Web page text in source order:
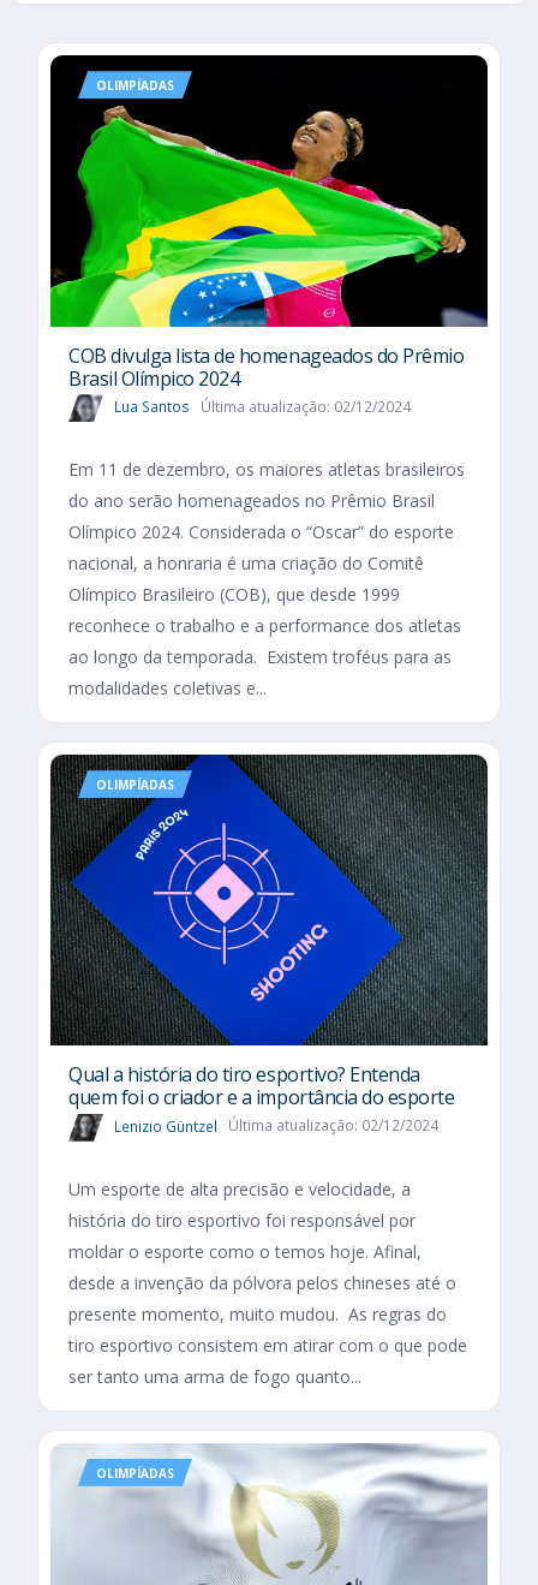
OLIMPÍADAS
COB divulga lista de homenageados do Prêmio
Brasil Olímpico 2024
Lua Santos Última atualização: 02/12/2024
Em 11 de dezembro, os maiores atletas brasileiros
do ano serão homenageados no Prêmio Brasil
Olímpico 2024. Considerada o “Oscar” do esporte
nacional, a honraria é uma criação do Comitê
Olímpico Brasileiro (COB), que desde 1999
reconhece o trabalho e a performance dos atletas
ao longo da temporada. Existem troféus para as
modalidades coletivas e...
OLIMPÍADAS
Qual a história do tiro esportivo? Entenda
quem foi o criador e a importância do esporte
Lenizio Güntzel Última atualização: 02/12/2024
Um esporte de alta precisão e velocidade, a
história do tiro esportivo foi responsável por
moldar o esporte como o temos hoje. Afinal,
desde a invenção da pólvora pelos chineses até o
presente momento, muito mudou. As regras do
tiro esportivo consistem em atirar com o que pode
ser tanto uma arma de fogo quanto...
OLIMPÍADAS